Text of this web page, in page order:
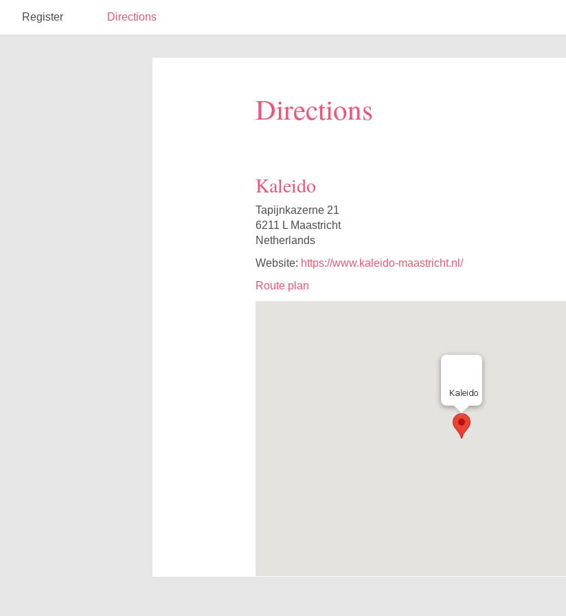
Register Directions
Directions
Kaleido
Tapijnkazerne 21
6211 L Maastricht
Netherlands
Website: https://www.kaleido-maastricht.nl/
Route plan
Kaleido